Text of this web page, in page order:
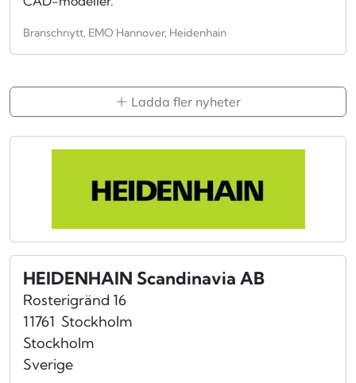
Branschnytt, EMO Hannover, Heidenhain
Ladda fler nyheter
HEIDENHAIN Scandinavia AB
Rosterigränd 16
11761 Stockholm
Stockholm
Sverige